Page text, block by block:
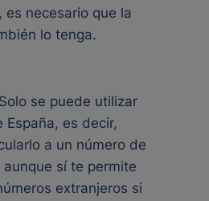
es necesario que la
lo tenga.
se puede utilizar
España, es decir,
a un número de
sí te permite
extranjeros si